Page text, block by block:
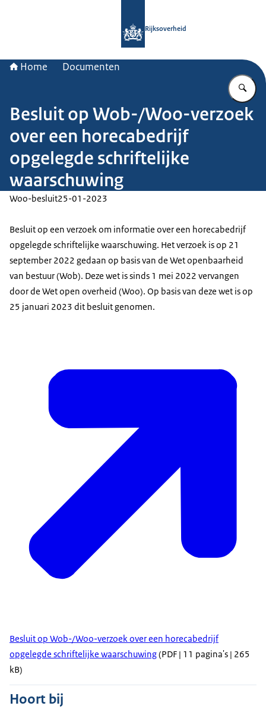
Rijksoverheid
Home Documenten
Besluit op Wob-/Woo-verzoek
over een horecabedrijf
opgelegde schriftelijke
waarschuwing
Woo-besluit25-01-2023
Besluit op een verzoek om informatie over een horecabedrijf
opgelegde schriftelijke waarschuwing. Het verzoek is op 21
september 2022 gedaan op basis van de Wet openbaarheid
van bestuur (Wob). Deze wet is sinds 1 mei 2022 vervangen
door de Wet open overheid (Woo). Op basis van deze wet is op
25 januari 2023 dit besluit genomen.
Besluit op Wob-/Woo-verzoek over een horecabedrijf
opgelegde schriftelijke waarschuwing(PDF | 11 pagina's | 265
kB)
Hoort bij